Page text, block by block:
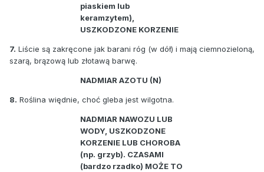
piaskiem lub
keramzytem),
USZKODZONE KORZENIE
7. Liście są zakręcone jak barani róg (w dół) i mają ciemnozieloną,
szarą, brązową lub złotawą barwę.
NADMIAR AZOTU (N)
8. Roślina więdnie, choć gleba jest wilgotna.
NADMIAR NAWOZU LUB
WODY, USZKODZONE
KORZENIE LUB CHOROBA
(np. grzyb). CZASAMI
(bardzo rzadko) MOŻE TO